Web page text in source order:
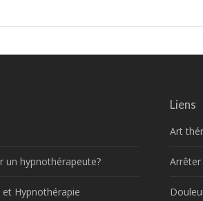
un hypnothérapeute?
et Hypnothérapie
Liens
Art